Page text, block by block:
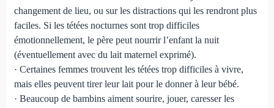
changement de lieu, ou sur les distractions qui les rendront plus
faciles. Si les tétées nocturnes sont trop difficiles
émotionnellement, le père peut nourrir l’enfant la nuit
(éventuellement avec du lait maternel exprimé).
· Certaines femmes trouvent les tétées trop difficiles à vivre,
mais elles peuvent tirer leur lait pour le donner à leur bébé.
· Beaucoup de bambins aiment sourire, jouer, caresser les